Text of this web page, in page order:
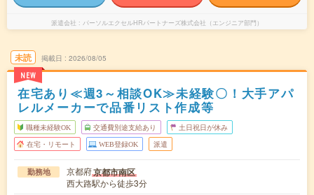
派遣会社 パーソルエクセルHRパートナーズ株式会社（エンジニア部門）
未読
NEW
掲載日 2026/08/05
在宅あり≪週3～相談OK≫未経験〇！大手アパ
レルメーカーで品番リスト作成等
職種未経験OK 交通費別途支給あり 土日祝日が休み
在宅・リモート WEB登録OK 派遣
勤務地 京都府京都市南区
西大路駅から徒歩3分